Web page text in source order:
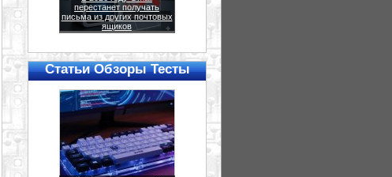
перестанет получать
письма из других почтовых
ящиков
Статьи Обзоры Тесты